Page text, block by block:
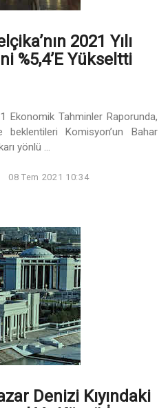
2021 Yılı
%5,4’e Yükseltti
Ekonomik Tahminler Raporunda,
beklentileri Komisyon’un Bahar
yönlü ...
08 Tem 2021 10:34
Denizi Kıyındaki